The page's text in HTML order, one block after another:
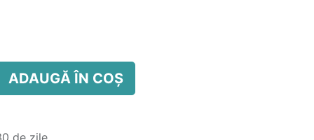
ADAUGĂ ÎN COȘ
de zile